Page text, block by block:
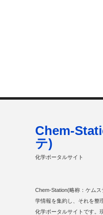
Chem-
テ)
化学ポータルサイト
Chem-Station(略称：ケム
学情報を集約し、それを整
化学ポータルサイトです。